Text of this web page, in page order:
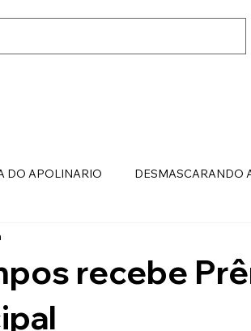
DO APOLINARIO DESMASCARANDO
recebe